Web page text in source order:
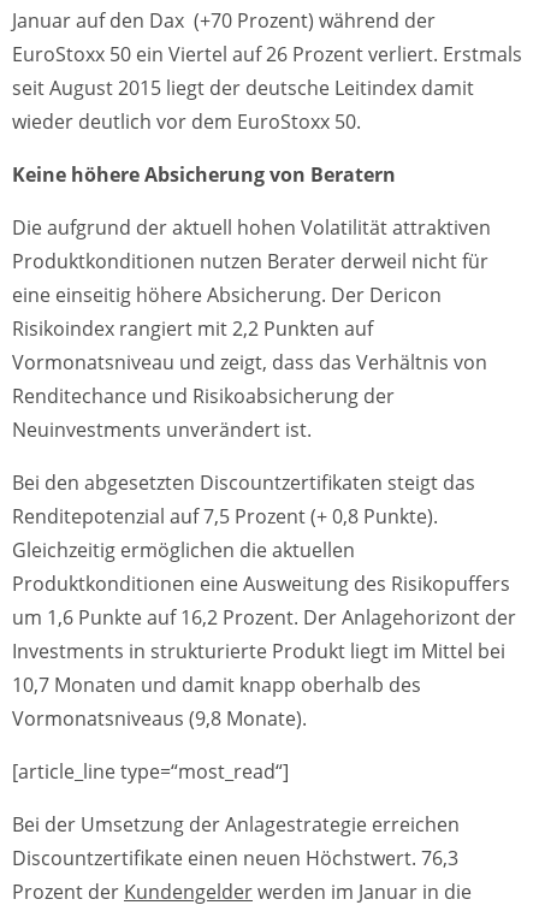
Januar auf den Dax (+70 Prozent) während der
EuroStoxx 50 ein Viertel auf 26 Prozent verliert. Erstmals
seit August 2015 liegt der deutsche Leitindex damit
wieder deutlich vor dem EuroStoxx 50.
Keine höhere Absicherung von Beratern
Die aufgrund der aktuell hohen Volatilität attraktiven
Produktkonditionen nutzen Berater derweil nicht für
eine einseitig höhere Absicherung. Der Dericon
Risikoindex rangiert mit 2,2 Punkten auf
Vormonatsniveau und zeigt, dass das Verhältnis von
Renditechance und Risikoabsicherung der
Neuinvestments unverändert ist.
Bei den abgesetzten Discountzertifikaten steigt das
Renditepotenzial auf 7,5 Prozent (+ 0,8 Punkte).
Gleichzeitig ermöglichen die aktuellen
Produktkonditionen eine Ausweitung des Risikopuffers
um 1,6 Punkte auf 16,2 Prozent. Der Anlagehorizont der
Investments in strukturierte Produkt liegt im Mittel bei
10,7 Monaten und damit knapp oberhalb des
Vormonatsniveaus (9,8 Monate).
[article_line type=“most_read“]
Bei der Umsetzung der Anlagestrategie erreichen
Discountzertifikate einen neuen Höchstwert. 76,3
Prozent der Kundengelderwerden im Januar in die